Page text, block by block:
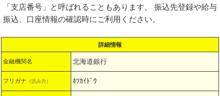
「支店番号」と呼ばれることもあります。 振込先登録や給与
振込、口座情報の確認時にご利用ください。
詳細情報
金融機関名 北海道銀行
フリガナ （読み方） ﾎﾂｶｲﾄﾞｳ